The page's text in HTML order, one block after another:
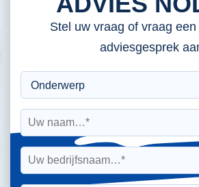
Stel uw vraag of vraag
adviesgesprek